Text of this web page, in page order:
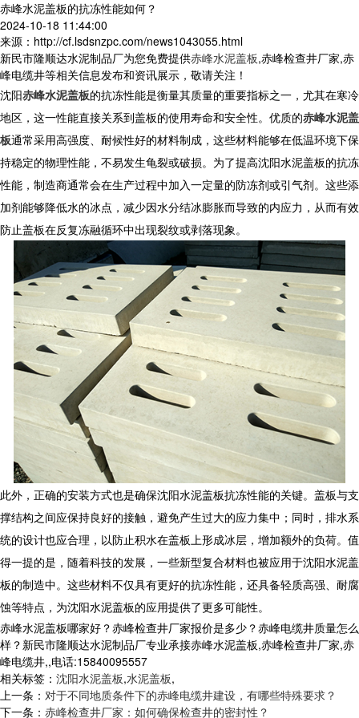
赤峰水泥盖板的抗冻性能如何？
2024-10-18 11:44:00
来源：http://cf.lsdsnzpc.com/news1043055.html
新民市隆顺达水泥制品厂为您免费提供赤峰水泥盖板,赤峰检查井厂家,赤
峰电缆井等相关信息发布和资讯展示，敬请关注！
沈阳赤峰水泥盖板的抗冻性能是衡量其质量的重要指标之一，尤其在寒冷
地区，这一性能直接关系到盖板的使用寿命和安全性。优质的赤峰水泥盖
板通常采用高强度、耐候性好的材料制成，这些材料能够在低温环境下保
持稳定的物理性能，不易发生龟裂或破损。为了提高沈阳水泥盖板的抗冻
性能，制造商通常会在生产过程中加入一定量的防冻剂或引气剂。这些添
加剂能够降低水的冰点，减少因水分结冰膨胀而导致的内应力，从而有效
防止盖板在反复冻融循环中出现裂纹或剥落现象。
此外，正确的安装方式也是确保沈阳水泥盖板抗冻性能的关键。盖板与支
撑结构之间应保持良好的接触，避免产生过大的应力集中；同时，排水系
统的设计也应合理，以防止积水在盖板上形成冰层，增加额外的负荷。值
得一提的是，随着科技的发展，一些新型复合材料也被应用于沈阳水泥盖
板的制造中。这些材料不仅具有更好的抗冻性能，还具备轻质高强、耐腐
蚀等特点，为沈阳水泥盖板的应用提供了更多可能性。
赤峰水泥盖板哪家好？赤峰检查井厂家报价是多少？赤峰电缆井质量怎么
样？新民市隆顺达水泥制品厂专业承接赤峰水泥盖板,赤峰检查井厂家,赤
峰电缆井,,电话:15840095557
相关标签： 沈阳水泥盖板,水泥盖板,
上一条： 对于不同地质条件下的赤峰电缆井建设，有哪些特殊要求？
下一条： 赤峰检查井厂家：如何确保检查井的密封性？